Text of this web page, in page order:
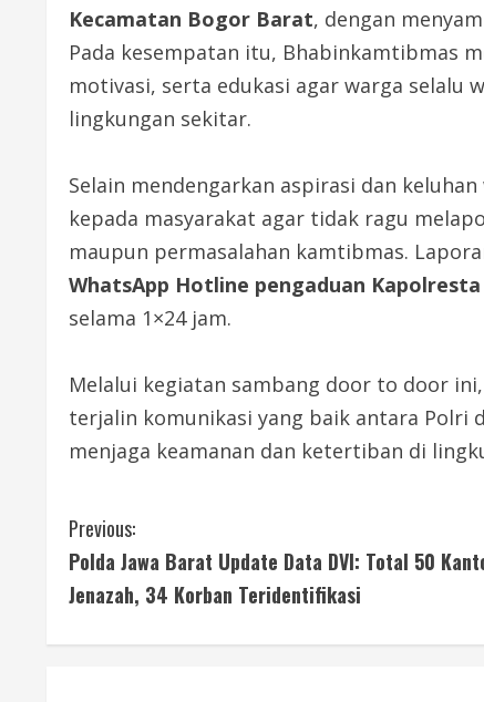
Kecamatan Bogor Barat, dengan
Pada kesempatan itu, Bhabinkamtibmas
motivasi, serta edukasi agar warga selalu
lingkungan sekitar.
Selain mendengarkan aspirasi dan
kepada masyarakat agar tidak ragu
maupun permasalahan kamtibmas.
WhatsApp Hotline pengaduan
selama 1×24 jam.
Melalui kegiatan sambang door to door
terjalin komunikasi yang baik antara Polri
menjaga keamanan dan ketertiban di
C
o
Previous:
Polda Jawa Barat Update Data DVI: Total 50
Jenazah, 34 Korban Teridentifikasi